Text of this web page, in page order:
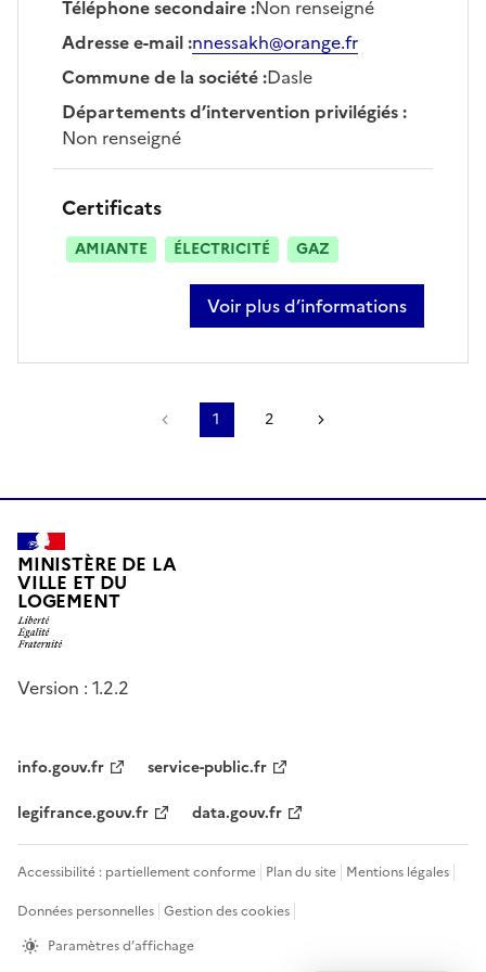
Téléphone secondaire:Non renseigné
Adresse e-mail:nnessakh@orange.fr
Commune de la société:Dasle
Départements d’intervention privilégiés:
Non renseigné
Certificats
AMIANTE ÉLECTRICITÉ GAZ
Voir plus d’informations
sur nassim nessakh
Page précédente
1 2
MINISTÈRE DE LA
VILLE ET DU
LOGEMENT
Version : 1.2.2
info.gouv.fr
service-public.fr
legifrance.gouv.fr
data.gouv.fr
Accessibilité : partiellement conforme Plan du site Mentions légales
Données personnelles Gestion des cookies
Paramètres d’affichage